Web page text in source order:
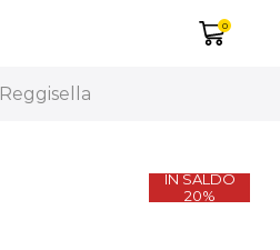
0
Reggisella
IN SALDO
20%